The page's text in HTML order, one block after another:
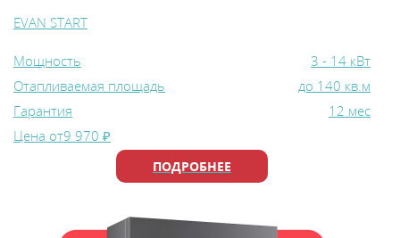
EVAN START
Мощность
3 - 14 кВт
Отапливаемая площадь
до 140 кв.м
Гарантия
12 мес
Цена от9 970 ₽
ПОДРОБНЕЕ